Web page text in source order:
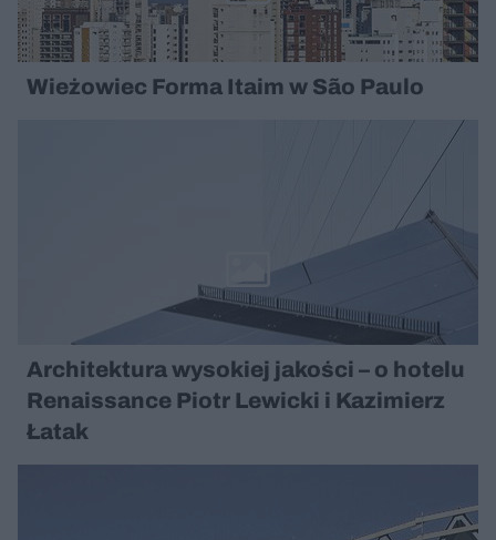
Wieżowiec Forma Itaim w São Paulo
Architektura wysokiej jakości – o hotelu
Renaissance Piotr Lewicki i Kazimierz
Łatak